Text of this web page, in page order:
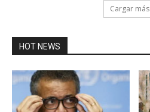
Cargar más
HOT NEWS